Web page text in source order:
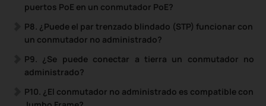
puertos PoE en un conmutador PoE?
P8. ¿Puede el par trenzado blindado (STP) funcionar con
un conmutador no administrado?
P9. ¿Se puede conectar a tierra un conmutador no
administrado?
P10. ¿El conmutador no administrado es compatible con